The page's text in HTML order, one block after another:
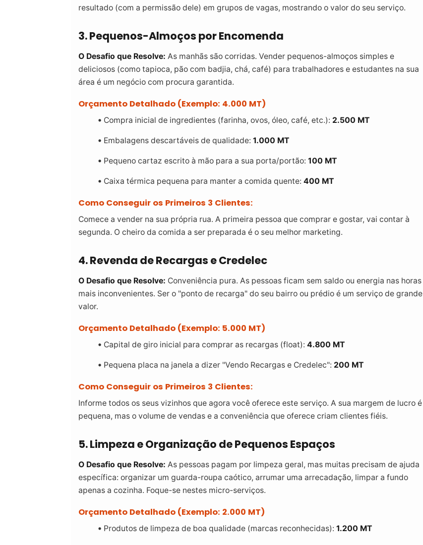
resultado (com a permissão dele) em grupos de vagas, mostrando o valor do seu serviço.
3. Pequenos-Almoços por Encomenda
O Desafio que Resolve: As manhãs são corridas. Vender pequenos-almoços simples e
deliciosos (como tapioca, pão com badjia, chá, café) para trabalhadores e estudantes na sua
área é um negócio com procura garantida.
Orçamento Detalhado (Exemplo: 4.000 MT)
Compra inicial de ingredientes (farinha, ovos, óleo, café, etc.): 2.500 MT
Embalagens descartáveis de qualidade: 1.000 MT
Pequeno cartaz escrito à mão para a sua porta/portão: 100 MT
Caixa térmica pequena para manter a comida quente: 400 MT
Como Conseguir os Primeiros 3 Clientes:
Comece a vender na sua própria rua. A primeira pessoa que comprar e gostar, vai contar à
segunda. O cheiro da comida a ser preparada é o seu melhor marketing.
4. Revenda de Recargas e Credelec
O Desafio que Resolve: Conveniência pura. As pessoas ficam sem saldo ou energia nas horas
mais inconvenientes. Ser o "ponto de recarga" do seu bairro ou prédio é um serviço de grande
valor.
Orçamento Detalhado (Exemplo: 5.000 MT)
Capital de giro inicial para comprar as recargas (float): 4.800 MT
Pequena placa na janela a dizer "Vendo Recargas e Credelec": 200 MT
Como Conseguir os Primeiros 3 Clientes:
Informe todos os seus vizinhos que agora você oferece este serviço. A sua margem de lucro é
pequena, mas o volume de vendas e a conveniência que oferece criam clientes fiéis.
5. Limpeza e Organização de Pequenos Espaços
O Desafio que Resolve: As pessoas pagam por limpeza geral, mas muitas precisam de ajuda
específica: organizar um guarda-roupa caótico, arrumar uma arrecadação, limpar a fundo
apenas a cozinha. Foque-se nestes micro-serviços.
Orçamento Detalhado (Exemplo: 2.000 MT)
Produtos de limpeza de boa qualidade (marcas reconhecidas): 1.200 MT